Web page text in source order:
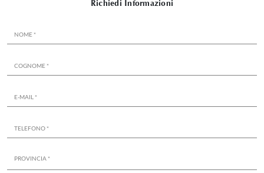
Richiedi Informazioni